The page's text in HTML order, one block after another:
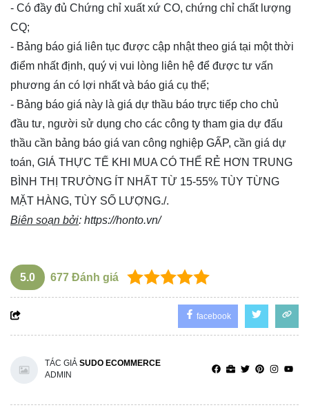
- Có đầy đủ Chứng chỉ xuất xứ CO, chứng chỉ chất lượng
CQ;
- Bảng báo giá liên tục được cập nhật theo giá tại một thời
điểm nhất định, quý vị vui lòng liên hệ để được tư vấn
phương án có lợi nhất và báo giá cụ thể;
- Bảng báo giá này là giá dự thầu báo trực tiếp cho chủ
đầu tư, người sử dụng cho các công ty tham gia dự đấu
thầu cần bảng báo giá van công nghiệp GẤP, cần giá dự
toán, GIÁ THỰC TẾ KHI MUA CÓ THỂ RẺ HƠN TRUNG
BÌNH THỊ TRƯỜNG ÍT NHẤT TỪ 15-55% TÙY TỪNG
MẶT HÀNG, TÙY SỐ LƯỢNG./.
Biên soạn bởi: https://honto.vn/
5.0 677 Đánh giá
facebook
TÁC GIẢ SUDO ECOMMERCE
ADMIN